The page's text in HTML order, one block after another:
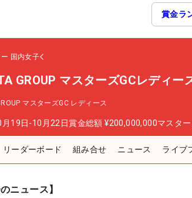
賞金ラ
国内女子
GROUP マスターズGCレディー
マスターズGC レディース
月19日-10月22日賞金総額 ¥200,000,000マスタ
リーダーボード 組み合せ ニュース ライブ
ニュース】